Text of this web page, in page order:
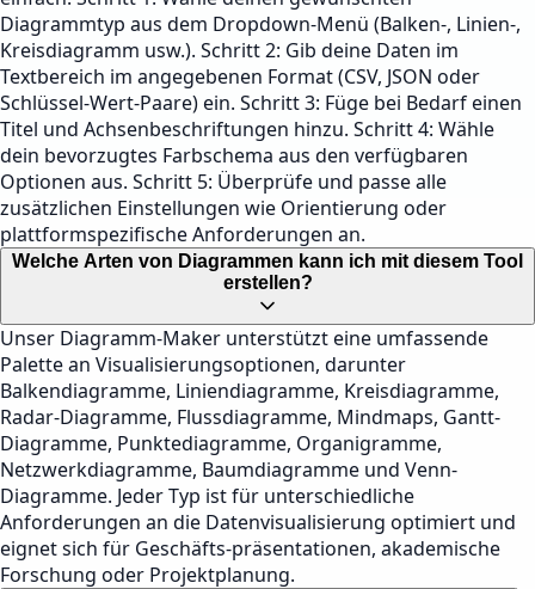
Diagrammtyp aus dem Dropdown-Menü (Balken-, Linien-,
Kreisdiagramm usw.). Schritt 2: Gib deine Daten im
Textbereich im angegebenen Format (CSV, JSON oder
Schlüssel-Wert-Paare) ein. Schritt 3: Füge bei Bedarf einen
Titel und Achsenbeschriftungen hinzu. Schritt 4: Wähle
dein bevorzugtes Farbschema aus den verfügbaren
Optionen aus. Schritt 5: Überprüfe und passe alle
zusätzlichen Einstellungen wie Orientierung oder
plattformspezifische Anforderungen an.
Welche Arten von Diagrammen kann ich mit diesem Tool
erstellen?
Unser Diagramm-Maker unterstützt eine umfassende
Palette an Visualisierungsoptionen, darunter
Balkendiagramme, Liniendiagramme, Kreisdiagramme,
Radar-Diagramme, Flussdiagramme, Mindmaps, Gantt-
Diagramme, Punktediagramme, Organigramme,
Netzwerkdiagramme, Baumdiagramme und Venn-
Diagramme. Jeder Typ ist für unterschiedliche
Anforderungen an die Datenvisualisierung optimiert und
eignet sich für Geschäfts-präsentationen, akademische
Forschung oder Projektplanung.